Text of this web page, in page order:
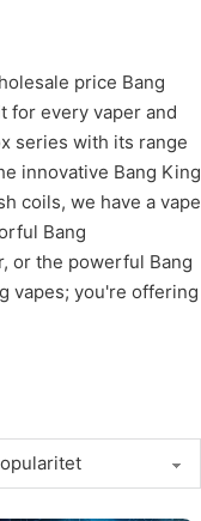
price Bang
for every vaper and
series with its range
innovative Bang King
coils, we have a vape
Bang
or the powerful Bang
vapes; you're offering